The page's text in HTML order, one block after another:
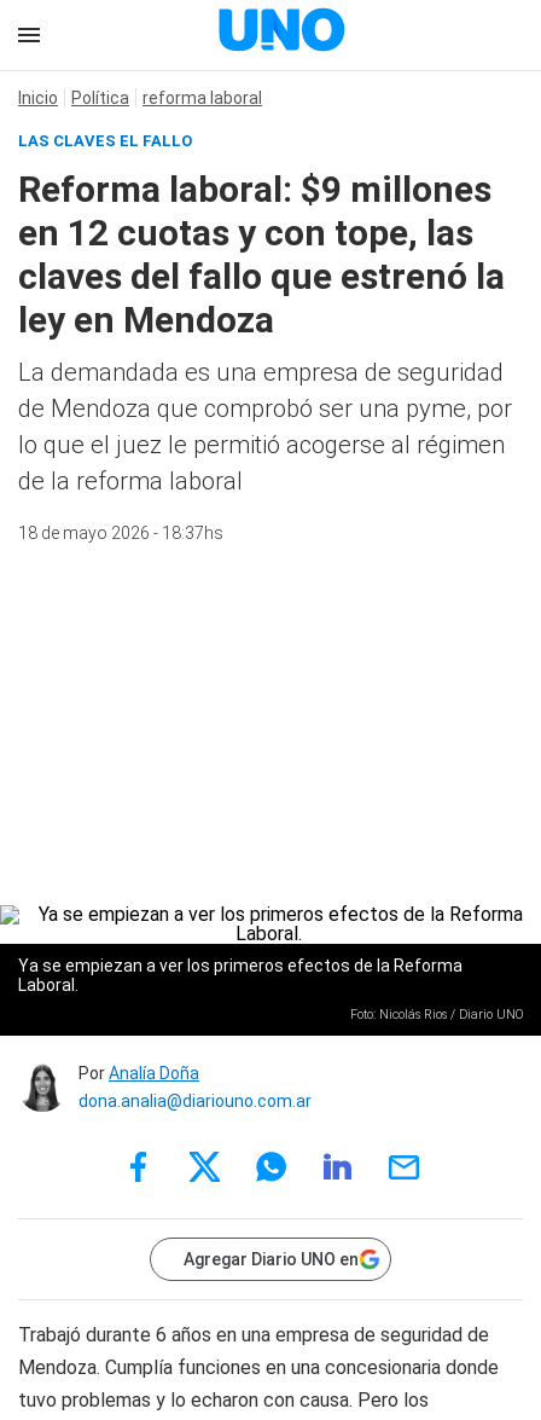
Inicio Política reforma laboral
LAS CLAVES EL FALLO
Reforma laboral: $9 millones
en 12 cuotas y con tope, las
claves del fallo que estrenó la
ley en Mendoza
La demandada es una empresa de seguridad
de Mendoza que comprobó ser una pyme, por
lo que el juez le permitió acogerse al régimen
de la reforma laboral
18 de mayo 2026 - 18:37hs
Ya se empiezan a ver los primeros efectos de la Reforma
Laboral.
Foto: Nicolás Rios / Diario UNO
PorAnalía Doña
dona.analia@diariouno.com.ar
Agregar Diario UNO en
Trabajó durante 6 años en una empresa de seguridad de
Mendoza. Cumplía funciones en una concesionaria donde
tuvo problemas y lo echaron con causa. Pero los